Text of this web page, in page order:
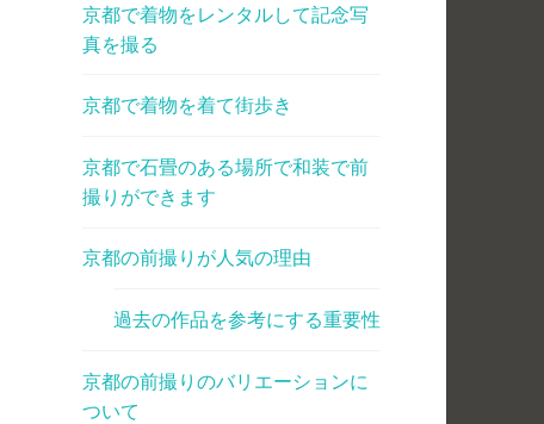
京都で着物をレンタルして記念写
真を撮る
京都で着物を着て街歩き
京都で石畳のある場所で和装で前
撮りができます
京都の前撮りが人気の理由
過去の作品を参考にする重要性
京都の前撮りのバリエーションに
ついて